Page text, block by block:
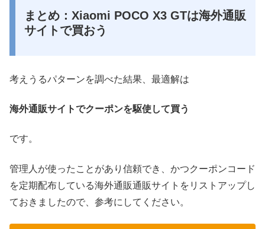
まとめ：Xiaomi POCO X3 GTは海外通販
サイトで買おう
考えうるパターンを調べた結果、最適解は
海外通販サイトでクーポンを駆使して買う
です。
管理人が使ったことがあり信頼でき、かつクーポンコード
を定期配布している海外通販通販サイトをリストアップし
ておきましたので、参考にしてください。